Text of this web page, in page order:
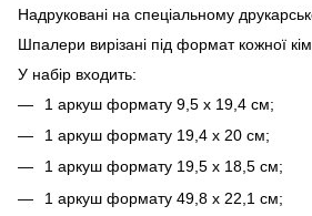
Надруковані на спеціальному
Шпалери вирізані під формат кожної
У набір входить:
1 аркуш формату 9,5 х 19,4 см;
1 аркуш формату 19,4 х 20 см;
1 аркуш формату 19,5 х 18,5 см;
1 аркуш формату 49,8 х 22,1 см;